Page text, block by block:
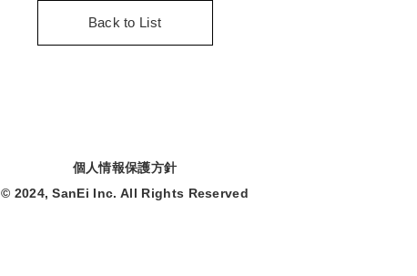
Back to List
個人情報保護方針
© 2024, SanEi Inc. All Rights Reserved